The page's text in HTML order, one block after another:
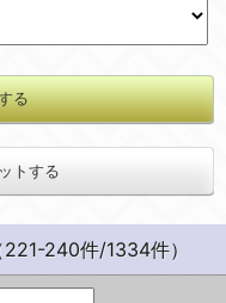
トする
240件/1334件）